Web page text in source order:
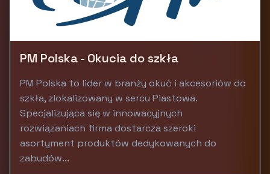
PM Polska - Okucia do szkła
PM Polska to lider w branży okuć i akcesoriów do
szkła, zlokalizowany w sercu Piastowa.
Specjalizująca się w innowacyjnych
rozwiązaniach firma dostarcza szeroki
asortyment produktów dedykowanych do
zabudów...